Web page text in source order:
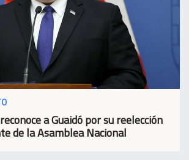
a Guaidó por su reelección
de la Asamblea Nacional